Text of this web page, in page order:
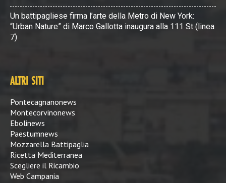
Un battipagliese firma l’arte della Metro di New York:
“Urban Nature” di Marco Gallotta inaugura alla 111 St (linea
7)
ALTRI SITI
Pontecagnanonews
Montecorvinonews
Ebolinews
Paestumnews
Mozzarella Battipaglia
Ricetta Mediterranea
Scegliere il Ricambio
Web Campania